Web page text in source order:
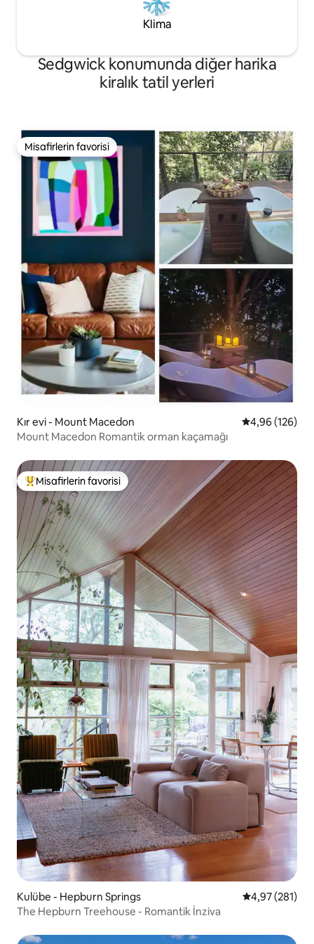
Klima
Sedgwick konumunda diğer harika
kiralık tatil yerleri
Misafirlerin favorisi
Misafirlerin favorisi
Kır evi - Mount Macedon 5 üzerinden
4,96 (126)
Mount Macedon Romantik orman kaçamağı
Misafirlerin favorilerinden en beğenilenler arasında
Misafirlerin favorisi
Kulübe - Hepburn Springs 5 üzerinden
4,97 (281)
The Hepburn Treehouse - Romantik İnziva